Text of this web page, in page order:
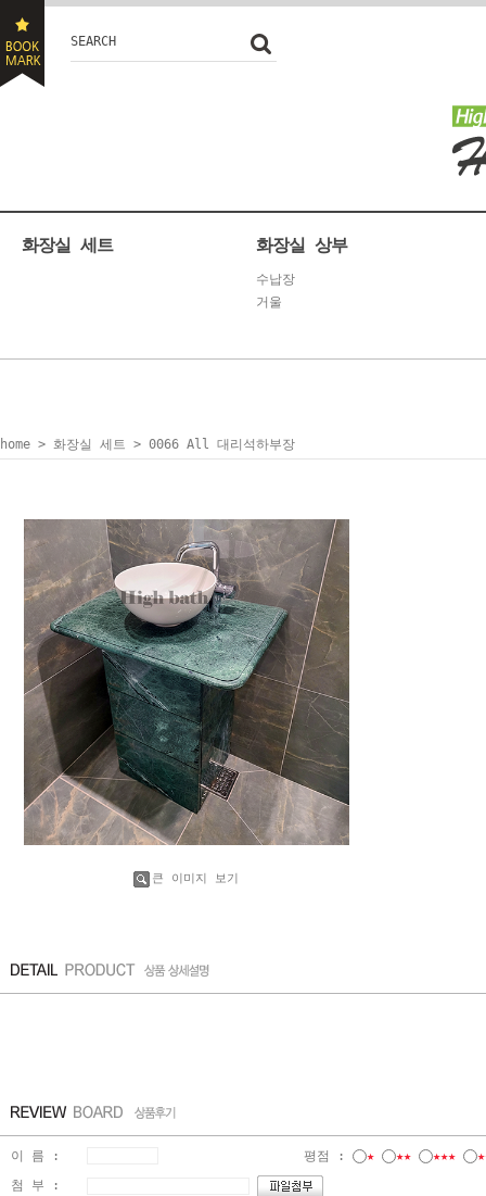
SEARCH
화장실 세트 화장실 상부
수납장
거울
home > 화장실 세트 > 0066 All 대리석하부장
큰 이미지 보기
이 름 : 평점 : ★ ★★ ★★★
첨 부 :